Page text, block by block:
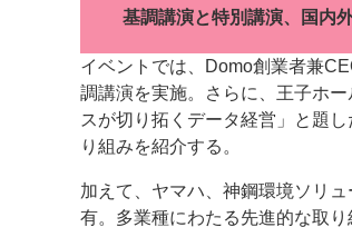
基調講演と特別講演、国内
イベントでは、Domo創業者兼
調講演を実施。さらに、王子ホ
スが切り拓くデータ経営」と題
り組みを紹介する。
加えて、ヤマハ、神鋼環境ソリ
有。多業種にわたる先進的な取り